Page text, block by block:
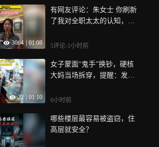
3064 01:08
有网友评论：朱女士 你刷新
了我对全职太太的认知，朱
声，千千万万的妈妈们都在
5评论-1小时前
22 01:10
女子蒙面“鬼手”换钞，硬核
大妈当场拆穿，提醒：发现
6小时前
哪些楼层最容易被盗窃，住
高层就安全？